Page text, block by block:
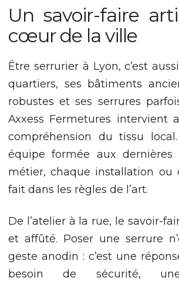
Un savoir-faire
cœur de la ville
Être serrurier à Lyon, c’est
quartiers, ses bâtiments
robustes et ses serrures
Axxess Fermetures intervient
compréhension du tissu
équipe formée aux dernières
métier, chaque installation ou
fait dans les règles de l’art.
De l’atelier à la rue, le savoir-
et affûté. Poser une serrure
geste anodin : c’est une
besoin de sécurité,
du
votre
votre
site,
du
des